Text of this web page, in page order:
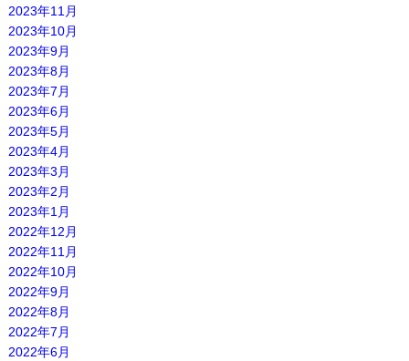
2023年11月
2023年10月
2023年9月
2023年8月
2023年7月
2023年6月
2023年5月
2023年4月
2023年3月
2023年2月
2023年1月
2022年12月
2022年11月
2022年10月
2022年9月
2022年8月
2022年7月
2022年6月